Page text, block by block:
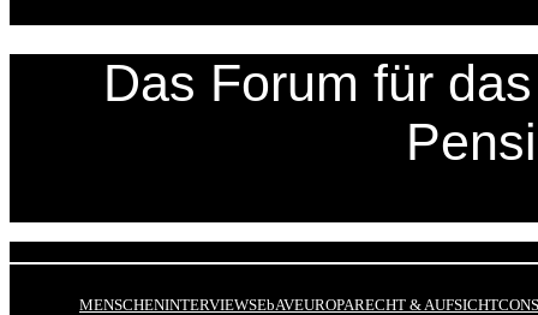
Das Forum für
MENSCHENINTERVIEWSEbAVEUROPARECHT & AUFSICHT